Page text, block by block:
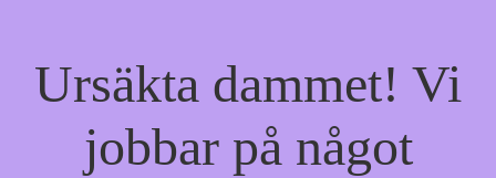
Ursäkta dammet! Vi
jobbar på något